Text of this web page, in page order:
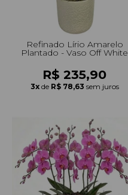
Refinado Lírio Amarelo
Plantado - Vaso Off White
R$ 235,90
3x de R$ 78,63 sem juros